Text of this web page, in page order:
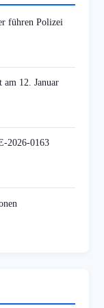
führen Polizei
am 12. Januar
2026-0163